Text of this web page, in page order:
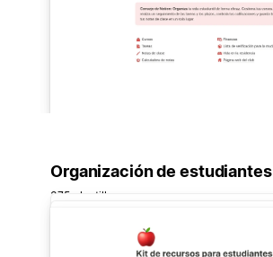
Organización de estudiantes
375 plantillas